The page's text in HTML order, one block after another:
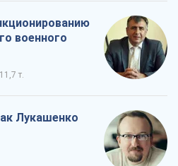
военного
11,7 т.
Лукашенко